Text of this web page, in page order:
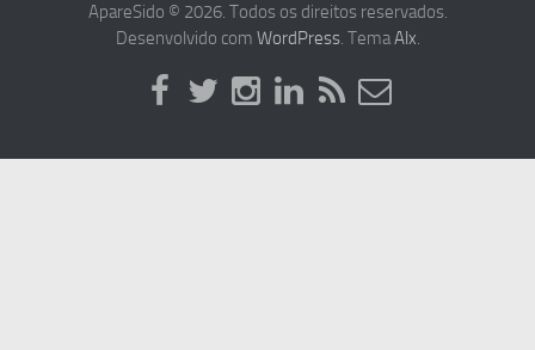
ApareSido © 2026. Todos os direitos reservados.
Desenvolvido com WordPress. TemaAlx.